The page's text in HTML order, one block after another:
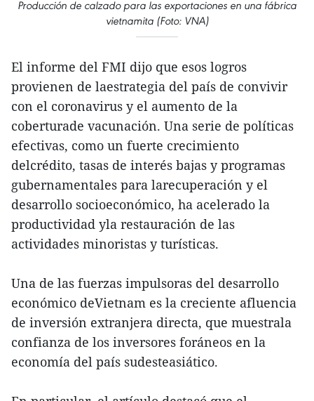
Producción de calzado para las exportaciones en una fábrica
vietnamita (Foto: VNA)
El informe del FMI dijo que esos logros
provienen de laestrategia del país de convivir
con el coronavirus y el aumento de la
coberturade vacunación. Una serie de políticas
efectivas, como un fuerte crecimiento
delcrédito, tasas de interés bajas y programas
gubernamentales para larecuperación y el
desarrollo socioeconómico, ha acelerado la
productividad yla restauración de las
actividades minoristas y turísticas.
Una de las fuerzas impulsoras del desarrollo
económico deVietnam es la creciente afluencia
de inversión extranjera directa, que muestrala
confianza de los inversores foráneos en la
economía del país sudesteasiático.